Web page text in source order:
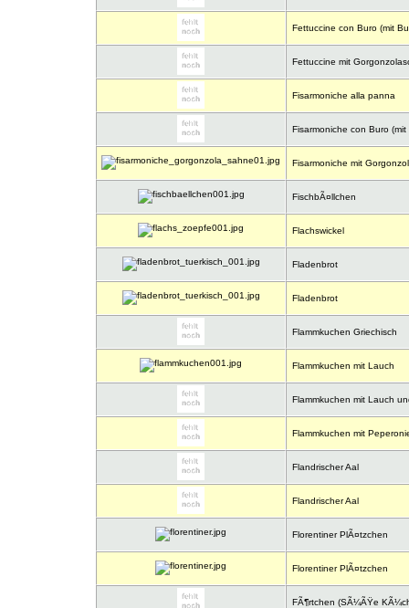
Fettuccine con Buro (mit
Fettuccine mit
Fisarmoniche alla panna
Fisarmoniche con Buro (mit
Fisarmoniche mit
FischbÃ¤llchen
Flachswickel
Fladenbrot
Fladenbrot
Flammkuchen Griechisch
Flammkuchen mit Lauch
Flammkuchen mit Lauch
Flammkuchen mit
Flandrischer Aal
Flandrischer Aal
Florentiner PlÃ¤tzchen
Florentiner PlÃ¤tzchen
FÃ¶rtchen (SÃ¼ÃŸe